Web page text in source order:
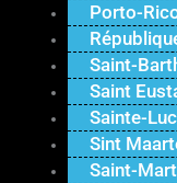
Porto-
Saint-
Saint
Sainte-
Sint
Saint-